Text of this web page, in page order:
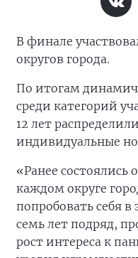
В финале
округов города.
По итогам
среди категорий
12 лет
индивидуальные
«Ранее состоялись
каждом округе
попробовать себя
семь лет подряд,
рост интереса к